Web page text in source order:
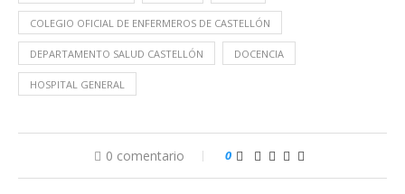
COLEGIO OFICIAL DE ENFERMEROS DE CASTELLÓN
DEPARTAMENTO SALUD CASTELLÓN DOCENCIA
HOSPITAL GENERAL
0 comentario 0